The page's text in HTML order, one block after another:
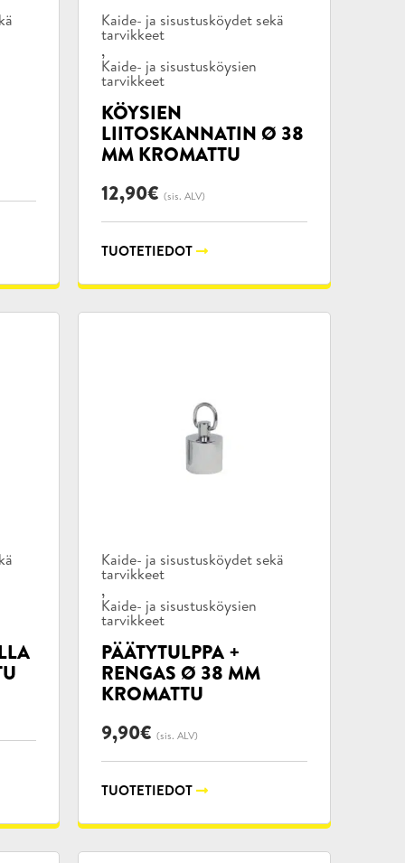
Tuotekategoriat:
Kaide- ja sisustusköydet sekä
tarvikkeet
,
Kaide- ja sisustusköysien
tarvikkeet
KÖYSIEN
LIITOSKANNATIN Ø 38
MM KROMATTU
12,90€ (sis. ALV)
TUOTETIEDOT
Tuotekategoriat:
Kaide- ja sisustusköydet sekä
tarvikkeet
,
Kaide- ja sisustusköysien
tarvikkeet
PÄÄTYTULPPA +
RENGAS Ø 38 MM
KROMATTU
9,90€ (sis. ALV)
TUOTETIEDOT